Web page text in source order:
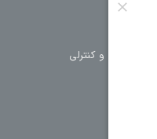
حفاظتی و کنترلی